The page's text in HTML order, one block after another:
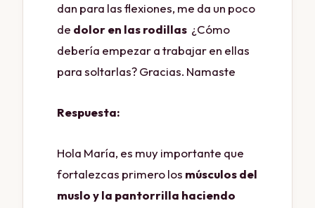
dan para las flexiones, me da un poco
de dolor en las rodillas ¿Cómo
debería empezar a trabajar en ellas
para soltarlas? Gracias. Namaste
Respuesta:
Hola María, es muy importante que
fortalezcas primero los músculos del
muslo y la pantorrilla haciendo